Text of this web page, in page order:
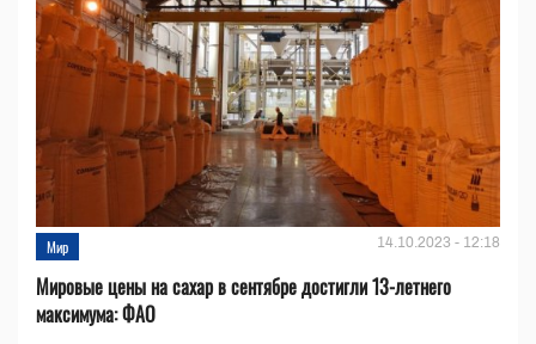
Мир 14.10.2023 - 12:18
Мировые цены на сахар в сентябре достигли 13-летнего
максимума: ФАО